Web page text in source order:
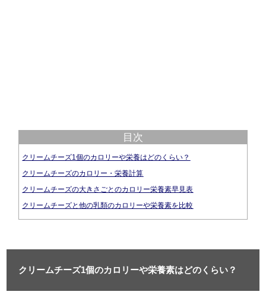
目次
クリームチーズ1個のカロリーや栄養はどのくらい？
クリームチーズのカロリー・栄養計算
クリームチーズの大きさごとのカロリー栄養素早見表
クリームチーズと他の乳類のカロリーや栄養素を比較
クリームチーズ1個のカロリーや栄養素はどのくらい？